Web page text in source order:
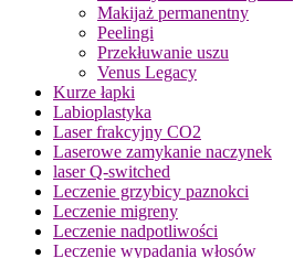
Makijaż permanentny
Peelingi
Przekłuwanie uszu
Venus Legacy
Kurze łapki
Labioplastyka
Laser frakcyjny CO2
Laserowe zamykanie naczynek
laser Q-switched
Leczenie grzybicy paznokci
Leczenie migreny
Leczenie nadpotliwości
Leczenie wypadania włosów